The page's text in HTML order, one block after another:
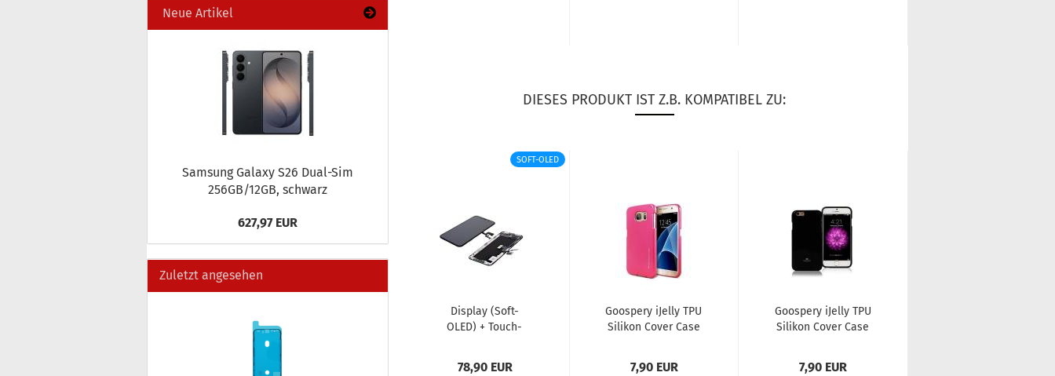
DIESES PRODUKT IST Z.B. KOMPATIBEL ZU:
SOFT-OLED
Dis­play (Soft-​
OLED) + Touch­
78,90 EUR
Goo­spe­ry iJel­ly TPU
Si­li­kon Cover Case
7,90 EUR
Goo­spe­ry iJel­ly TPU
Si­li­kon Cover Case
7,90 EUR
Neue Artikel
Sam­sung Ga­la­xy S26 Dual-​Sim
256GB/12GB, schwarz
627,97 EUR
Zuletzt angesehen